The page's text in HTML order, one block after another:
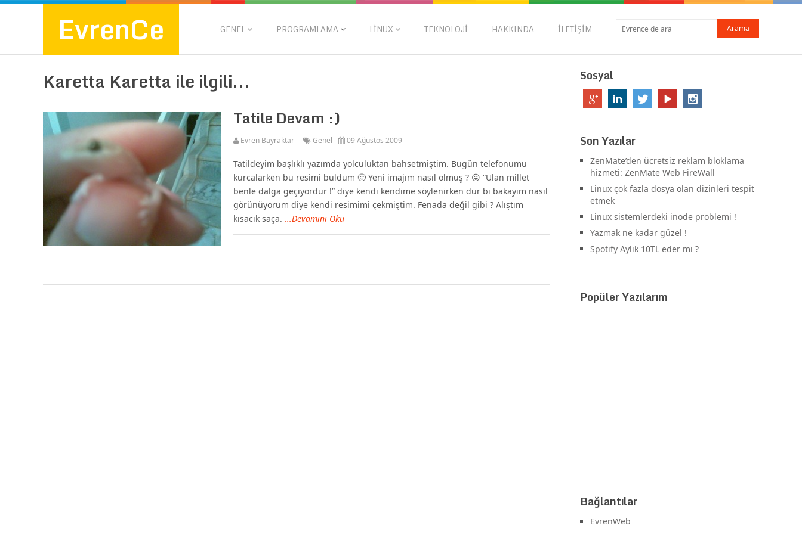
EvrenCe GENEL PROGRAMLAMA LINUX TEKNOLOJI HAKKINDA İLETIŞIM
Karetta Karetta ile ilgili...
Tatile Devam :)
Evren Bayraktar Genel 09 Ağustos 2009
Tatildeyim başlıklı yazımda yolculuktan bahsetmiştim. Bugün telefonumu
kurcalarken bu resimi buldum 🙂 Yeni imajım nasıl olmuş ? 😛 “Ulan millet
benle dalga geçiyordur !” diye kendi kendime söylenirken dur bi bakayım nasıl
görünüyorum diye kendi resimimi çekmiştim. Fenada değil gibi ? Alıştım
kısacık saça. ...Devamını Oku
Sosyal
Son Yazılar
ZenMate’den ücretsiz reklam bloklama
hizmeti: ZenMate Web FireWall
Linux çok fazla dosya olan dizinleri tespit
etmek
Linux sistemlerdeki inode problemi !
Yazmak ne kadar güzel !
Spotify Aylık 10TL eder mi ?
Popüler Yazılarım
Bağlantılar
EvrenWeb